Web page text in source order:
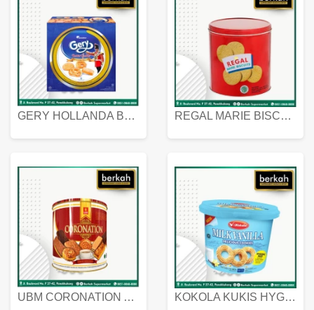
GERY HOLLANDA BUTTER COOKIES 450 GRAM REGAL MARIE BISCUIT KALENG 550 GRAM
UBM CORONATION ASSORTED BISKUIT KALENG 450 GRAM KOKOLA KUKIS HYGIENIC MILK VANILLA PACK 320 GR